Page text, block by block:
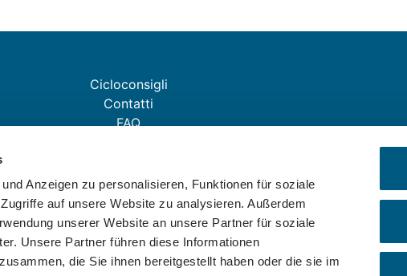
Anzeigen zu personalisieren, Funktionen für soziale
auf unsere Website zu analysieren. Außerdem
unserer Website an unsere Partner für soziale
Unsere Partner führen diese Informationen
die Sie ihnen bereitgestellt haben oder die sie im
Cicloconsigli
Contatti
FAQ
Note legali
Condizioni
Privacy